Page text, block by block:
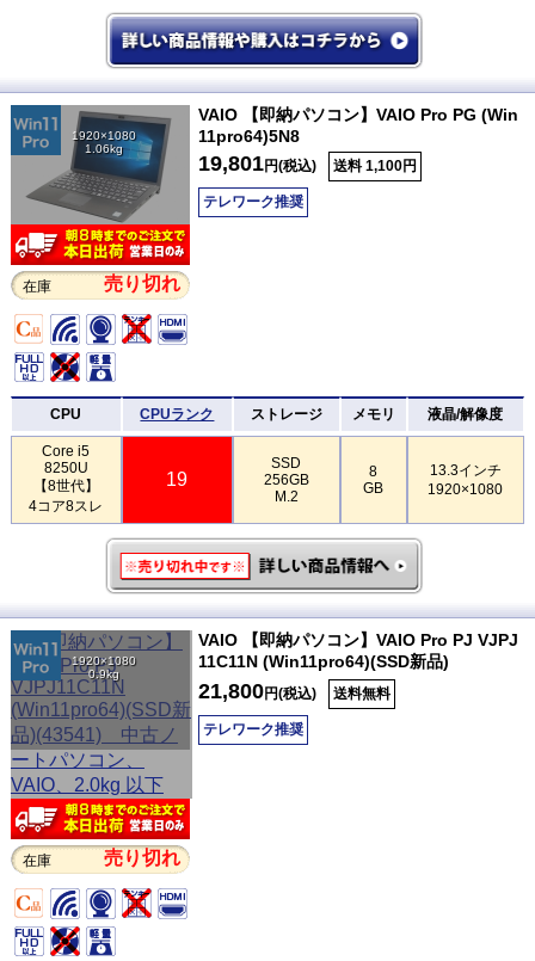
1920×1080
1.06kg
在庫 売り切れ
VAIO 【即納パソコン】VAIO Pro PG (Win
11pro64)5N8
19,801円(税込) 送料 1,100円
テレワーク推奨
CPU CPUランク ストレージ メモリ 液晶/解像度
Core i5
8250U
【8世代】
4コア8スレ
19
SSD
256GB
M.2
8
GB
13.3インチ
1920×1080
1920×1080
0.9kg
在庫 売り切れ
VAIO 【即納パソコン】VAIO Pro PJ VJPJ
11C11N (Win11pro64)(SSD新品)
21,800円(税込) 送料無料
テレワーク推奨